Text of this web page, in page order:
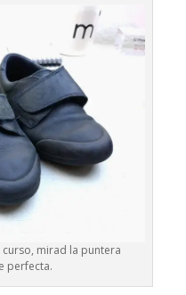
mirad la puntera
perfecta.